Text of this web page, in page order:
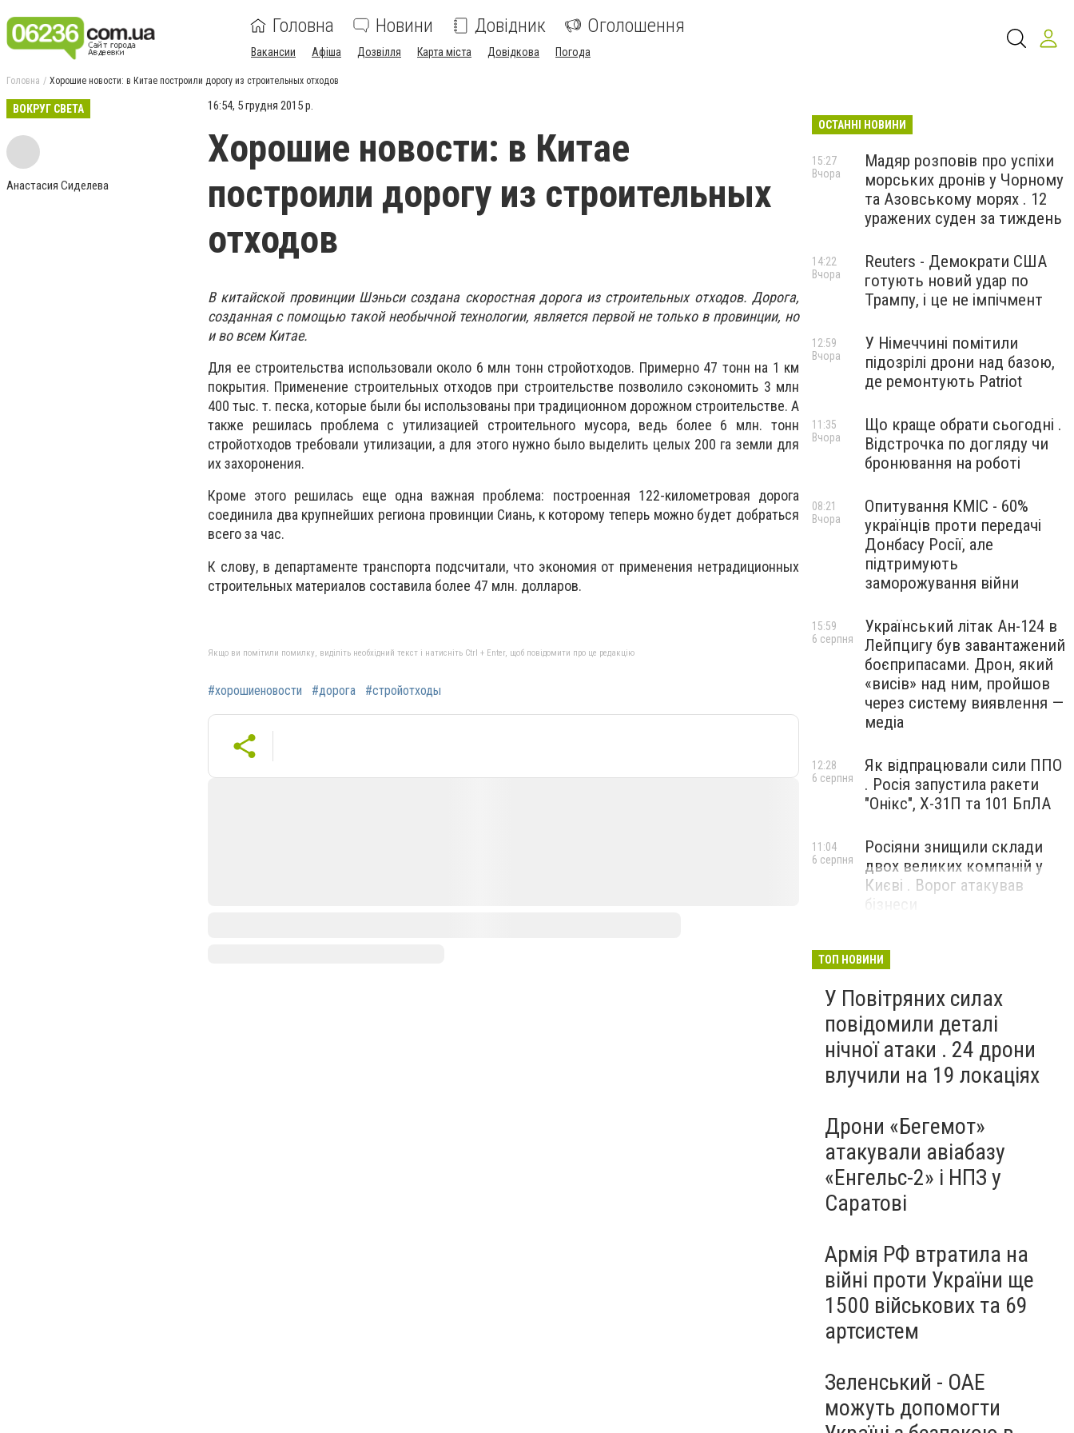
Головна Новини Довідник Оголошення
Вакансии Афіша Дозвілля Карта міста Довідкова Погода
Головна Хорошие новости: в Китае построили дорогу из строительных отходов
ВОКРУГ СВЕТА
Анастасия Сиделева
16:54, 5 грудня 2015 р.
Хорошие новости: в Китае
построили дорогу из строительных
отходов
В китайской провинции Шэньси создана скоростная дорога из строительных отходов. Дорога,
созданная с помощью такой необычной технологии, является первой не только в провинции, но
и во всем Китае.
Для ее строительства использовали около 6 млн тонн стройотходов. Примерно 47 тонн на 1 км
покрытия. Применение строительных отходов при строительстве позволило сэкономить 3 млн
400 тыс. т. песка, которые были бы использованы при традиционном дорожном строительстве. А
также решилась проблема с утилизацией строительного мусора, ведь более 6 млн. тонн
стройотходов требовали утилизации, а для этого нужно было выделить целых 200 га земли для
их захоронения.
Кроме этого решилась еще одна важная проблема: построенная 122-километровая дорога
соединила два крупнейших региона провинции Сиань, к которому теперь можно будет добраться
всего за час.
К слову, в департаменте транспорта подсчитали, что экономия от применения нетрадиционных
строительных материалов составила более 47 млн. долларов.
Якщо ви помітили помилку, виділіть необхідний текст і натисніть Ctrl + Enter, щоб повідомити про це редакцію
#хорошиеновости #дорога #стройотходы
ОСТАННІ НОВИНИ
Мадяр розповів про успіхи
морських дронів у Чорному
та Азовському морях . 12
уражених суден за тиждень
15:27
Вчора
Reuters - Демократи США
готують новий удар по
Трампу, і це не імпічмент
14:22
Вчора
У Німеччині помітили
підозрілі дрони над базою,
де ремонтують Patriot
12:59
Вчора
Що краще обрати сьогодні .
Відстрочка по догляду чи
бронювання на роботі
11:35
Вчора
Опитування КМІС - 60%
українців проти передачі
Донбасу Росії, але
підтримують
заморожування війни
08:21
Вчора
Український літак Ан-124 в
Лейпцигу був завантажений
боєприпасами. Дрон, який
«висів» над ним, пройшов
через систему виявлення —
медіа
15:59
6 серпня
Як відпрацювали сили ППО
. Росія запустила ракети
"Онікс", Х-31П та 101 БпЛА
12:28
6 серпня
Росіяни знищили склади
двох великих компаній у
Києві . Ворог атакував
бізнеси
11:04
6 серпня
ТОП НОВИНИ
У Повітряних силах
повідомили деталі
нічної атаки . 24 дрони
влучили на 19 локаціях
Дрони «Бегемот»
атакували авіабазу
«Енгельс-2» і НПЗ у
Саратові
Армія РФ втратила на
війні проти України ще
1500 військових та 69
артсистем
Зеленський - ОАЕ
можуть допомогти